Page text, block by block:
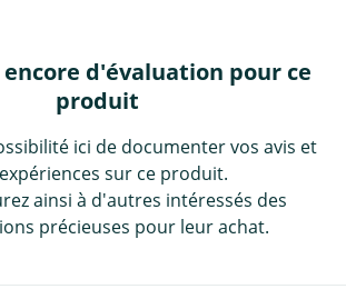
encore d'évaluation pour ce
produit
ici de documenter vos avis et
sur ce produit.
ainsi à d'autres intéressés des
précieuses pour leur achat.